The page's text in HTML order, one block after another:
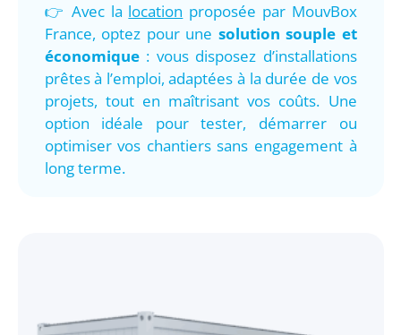
👉 Avec la location proposée par MouvBox
France, optez pour une solution souple et
économique: vous disposez d’installations
prêtes à l’emploi, adaptées à la durée de vos
projets, tout en maîtrisant vos coûts. Une
option idéale pour tester, démarrer ou
optimiser vos chantiers sans engagement à
long terme.